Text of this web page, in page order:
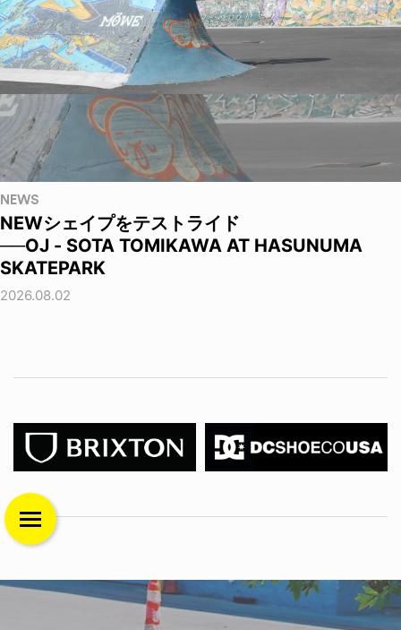
NEWS
NEWシェイプをテストライド
──OJ - SOTA TOMIKAWA AT HASUNUMA
SKATEPARK
2026.08.02